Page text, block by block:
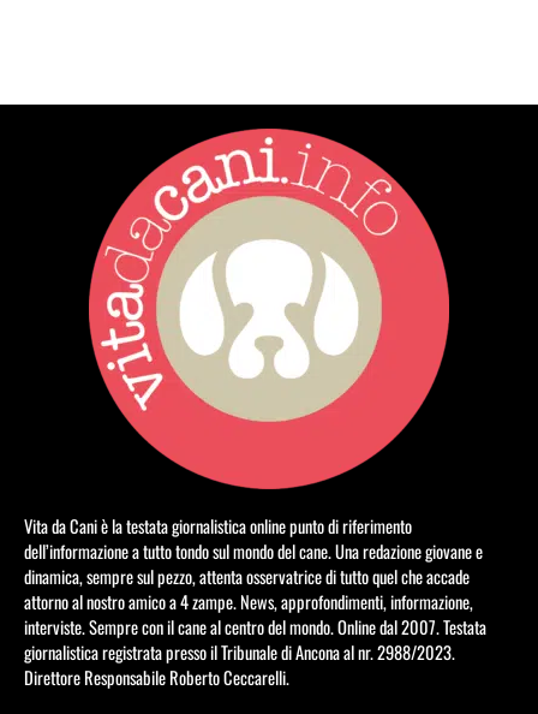
Vita da Cani è la testata giornalistica online punto di riferimento
dell’informazione a tutto tondo sul mondo del cane. Una redazione giovane e
dinamica, sempre sul pezzo, attenta osservatrice di tutto quel che accade
attorno al nostro amico a 4 zampe. News, approfondimenti, informazione,
interviste. Sempre con il cane al centro del mondo. Online dal 2007. Testata
giornalistica registrata presso il Tribunale di Ancona al nr. 2988/2023.
Direttore Responsabile Roberto Ceccarelli.